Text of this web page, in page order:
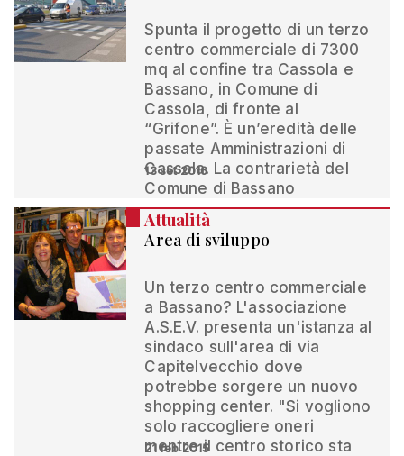
Spunta il progetto di un terzo
centro commerciale di 7300
mq al confine tra Cassola e
Bassano, in Comune di
Cassola, di fronte al
“Grifone”. È un’eredità delle
passate Amministrazioni di
Cassola. La contrarietà del
Comune di Bassano
13 set 2016
Attualità
Area di sviluppo
Un terzo centro commerciale
a Bassano? L'associazione
A.S.E.V. presenta un'istanza al
sindaco sull'area di via
Capitelvecchio dove
potrebbe sorgere un nuovo
shopping center. "Si vogliono
solo raccogliere oneri
mentre il centro storico sta
21 feb 2015